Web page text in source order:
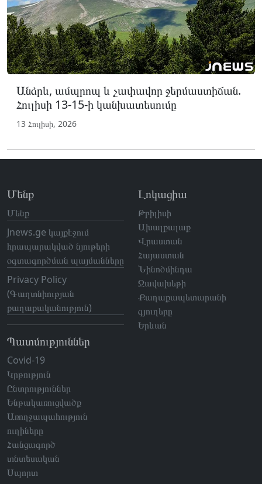
Անձրև, ամպրոպ և չափավոր ջերմաստիճան.
Հուլիսի 13-15-ի կանխատեսումը
13 Հուլիսի, 2026
Մենք
Մենք
Jnews.ge կայքէջում
հրապարակված նյութերի
օգտագործման պայմանները
Privacy Policy
(Գաղտնիության
քաղաքականություն)
Պատմություններ
Covid-19
Կրթություն
Ընտրություններ
Ենթակառուցվածք
Առողջապահություն
ուղիները
Հանցագործ
տնտեսական
Սպորտ
Լոկացիա
Թբիլիսի
Ախալքալաք
Վրաստան
Հայաստան
Նինոծմինդա
Ջավախեթի
Քաղաքապետարանի
գյուղերը
Երևան